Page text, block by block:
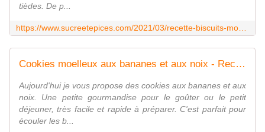
tièdes. De p...
Cookies moelleux aux bananes et aux noix - Recette en vidéo - www.sucreetepices.com
Aujourd'hui je vous propose des cookies aux bananes et aux
noix. Une petite gourmandise pour le goûter ou le petit
déjeuner, très facile et rapide à préparer. C'est parfait pour
écouler les b...